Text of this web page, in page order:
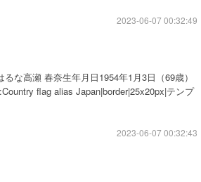
2023-06-07 00:32:49
な高瀬 春奈生年月日1954年1月3日（69歳）
flag alias Japan|border|25x20px|テンプ
2023-06-07 00:32:43